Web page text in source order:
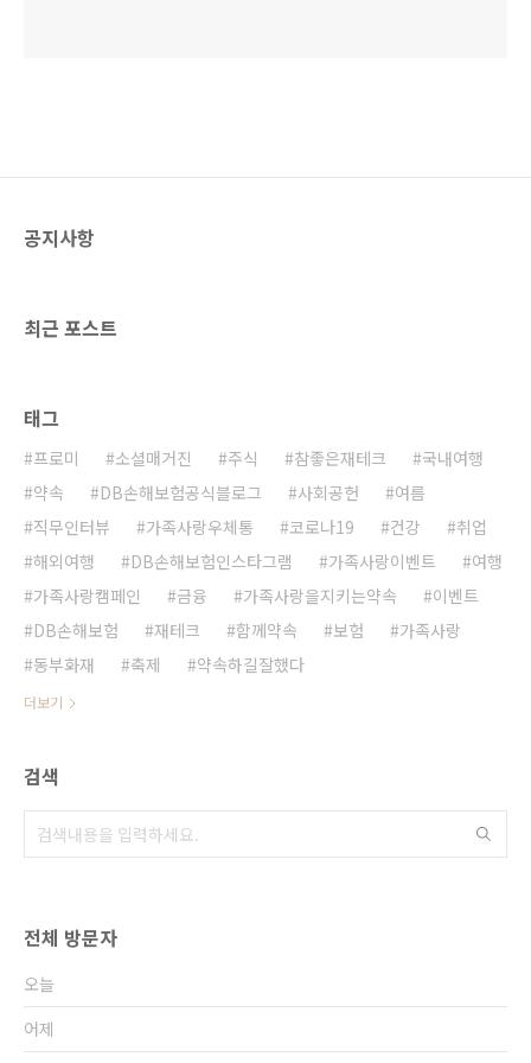
공지사항
최근 포스트
태그
프로미 소셜매거진 주식 참좋은재테크
국내여행
약속
DB손해보험공식블로그 사회공헌
여름
직무인터뷰
가족사랑우체통 코로나19 건강
취업
해외여행
DB손해보험인스타그램 가족사랑이벤트
여행
가족사랑캠페인
금융 가족사랑을지키는약속
이벤트
DB손해보험
재테크 함께약속 보험
가족사랑
동부화재
축제 약속하길잘했다
더보기
검색
전체 방문자
오늘
어제